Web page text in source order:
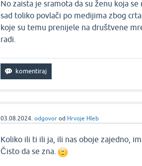
No zaista je sramota da su ženu koja
sad toliko povlači po medijima zbog
koje su temu prenijele na društvene
radi.
03.08.2024. odgovor od Hrvoje Hleb
Koliko ili ti ili ja, ili nas oboje zajedno,
Čisto da se zna.